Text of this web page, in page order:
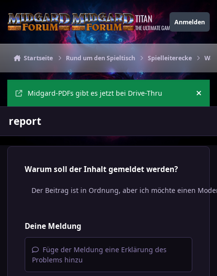
TITAN
THE ULTIMATE GAMING THEME
Anmelden
Startseite Rund um den Spieltisch Spielleiterecke
Midgard-PDFs gibt es jetzt bei Drive-Thru
report
Warum soll der Inhalt gemeldet werden?
Deine Meldung
Füge der Meldung eine Erklärung des
Problems hinzu